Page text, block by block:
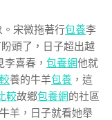
宋微拖著行包養李
盼頭了，日子超出越
李喜春， 包養網他就
養的牛羊包養 ，這
較故鄉包養網的社區
羊，日子就看她舉